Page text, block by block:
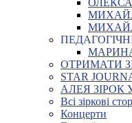
ОТРИМАТИ
STAR
АЛЕЯ ЗІРОК
Всі зіркові
Концерти